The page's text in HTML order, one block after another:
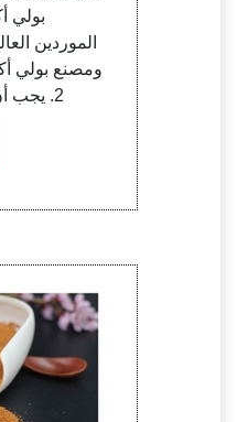
بولي
الموردين
ومصنع بولي
2. يجب أن يكون المنتج منتشرًا بالتساوي